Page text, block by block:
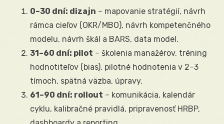
0–30 dní: dizajn – mapovanie stratégií, návrh
rámca cieľov (OKR/MBO), návrh kompetenčného
modelu, návrh škál a BARS, data model.
31–60 dní: pilot – školenia manažérov, tréning
hodnotiteľov (bias), pilotné hodnotenia v 2–3
tímoch, spätná väzba, úpravy.
61–90 dní: rollout – komunikácia, kalendár
cyklu, kalibračné pravidlá, pripravenosť HRBP,